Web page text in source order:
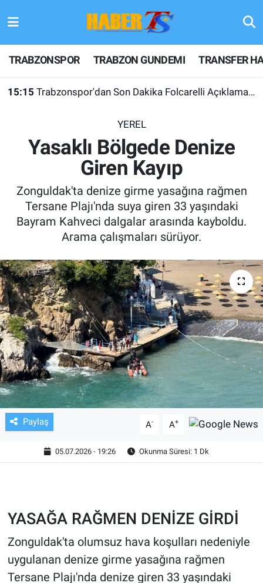
TRABZONSPOR TRABZON GUNDEMI TRANSFER
15:15 Trabzonspor'dan Son Dakika Folcarelli Açıklaması!
YEREL
Yasaklı Bölgede Denize
Giren Kayıp
Zonguldak'ta denize girme yasağına rağmen
Tersane Plajı'nda suya giren 33 yaşındaki
Bayram Kahveci dalgalar arasında kayboldu.
Arama çalışmaları sürüyor.
Paylaş A- A+
05.07.2026 - 19:26 Okunma Süresi: 1 Dk
YASAĞA RAĞMEN DENİZE GİRDİ
Zonguldak'ta olumsuz hava koşulları nedeniyle
uygulanan denize girme yasağına rağmen
Tersane Plajı'nda denize giren 33 yaşındaki
TRABZONSPOR
TRABZON GUNDEMI
KULİS MEYDANI
1461 TRABZON
FUTBOL
TV VE SİNEMA
BASKETBOL
SAĞLIK
GENEL
KÜLTÜR SANAT
EKONOMİ
ÇEVRE
HABERDE İNSAN
Hava Durumu
Trafik Durumu
Son Dakika Haberleri
Haber Arşivi